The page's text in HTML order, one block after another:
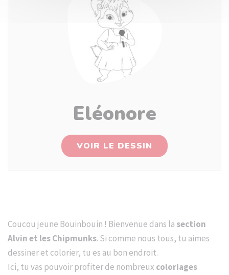
Eléonore
VOIR LE DESSIN
Coucou jeune Bouinbouin ! Bienvenue dans la section
Alvin et les Chipmunks. Si comme nous tous, tu aimes
dessiner et colorier, tu es au bon endroit.
Ici, tu vas pouvoir profiter de nombreux coloriages